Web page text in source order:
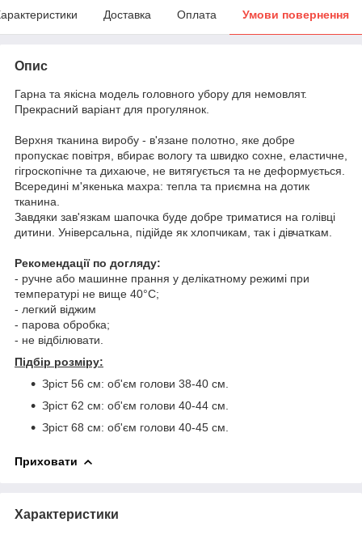
Доставка Оплата Умови повернення
Опис
Гарна та якісна модель головного убору для немовлят.
Прекрасний варіант для прогулянок.
Верхня тканина виробу - в'язане полотно, яке добре
пропускає повітря, вбирає вологу та швидко сохне, еластичне,
гігроскопічне та дихаюче, не витягується та не деформується.
Всередині м'якенька махра: тепла та приємна на дотик
тканина.
Завдяки зав'язкам шапочка буде добре триматися на голівці
дитини. Універсальна, підійде як хлопчикам, так і дівчаткам.
Рекомендації по догляду:
- ручне або машинне прання у делікатному режимі при
температурі не вище 40°С;
- легкий віджим
- парова обробка;
- не відбілювати.
Підбір розміру:
Зріст 56 см: об'єм голови 38-40 см.
Зріст 62 см: об'єм голови 40-44 см.
Зріст 68 см: об'єм голови 40-45 см.
Приховати
Характеристики